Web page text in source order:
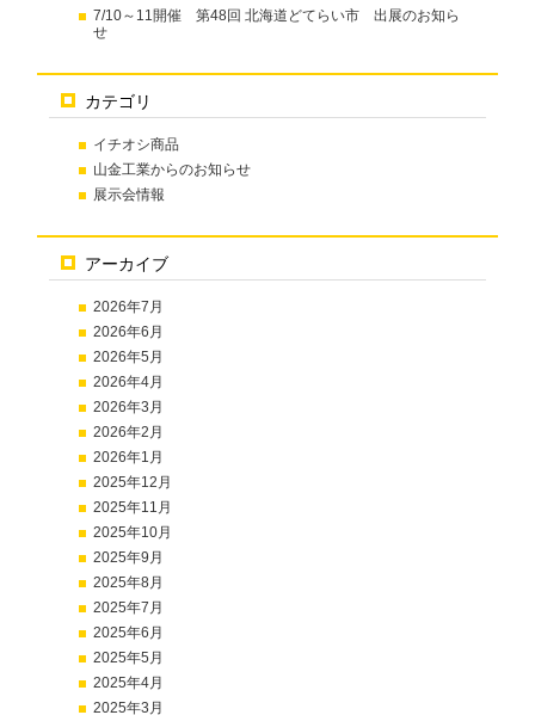
7/10～11開催 第48回 北海道どてらい市 出展のお知ら
せ
カテゴリ
イチオシ商品
山金工業からのお知らせ
展示会情報
アーカイブ
2026年7月
2026年6月
2026年5月
2026年4月
2026年3月
2026年2月
2026年1月
2025年12月
2025年11月
2025年10月
2025年9月
2025年8月
2025年7月
2025年6月
2025年5月
2025年4月
2025年3月